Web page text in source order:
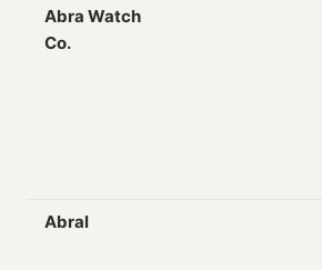
Abra Watch
Co.
Abral